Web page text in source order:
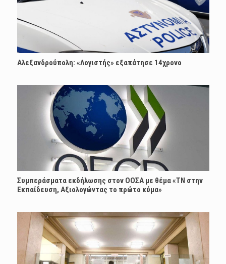
Αλεξανδρούπολη: «Λογιστής» εξαπάτησε 14χρονο
Συμπεράσματα εκδήλωσης στον ΟΟΣΑ με θέμα «ΤΝ στην
Εκπαίδευση, Αξιολογώντας το πρώτο κύμα»